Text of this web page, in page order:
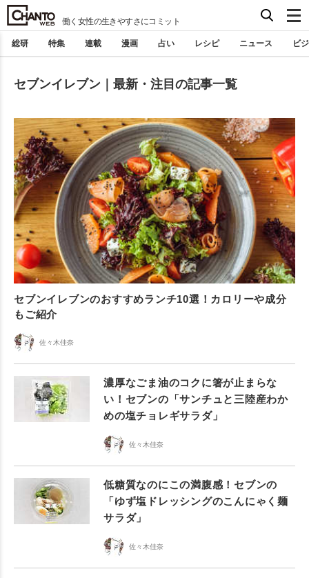
働く女性の生きやすさにコミット
総研 特集 連載 漫画 占い レシピ ニュース ビ
セブンイレブン｜最新・注目の記事一覧
セブンイレブンのおすすめランチ10選！カロリーや成分
もご紹介
佐々木佳奈
濃厚なごま油のコクに箸が止まらな
い！セブンの「サンチュと三陸産わか
めの塩チョレギサラダ」
佐々木佳奈
低糖質なのにこの満腹感！セブンの
「ゆず塩ドレッシングのこんにゃく麺
サラダ」
佐々木佳奈